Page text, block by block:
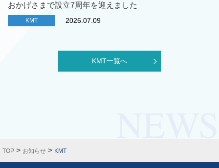
おかげさまで設立7周年を迎えました
KMT 2026.07.09
KMT一覧へ
TOP > お知らせ > KMT